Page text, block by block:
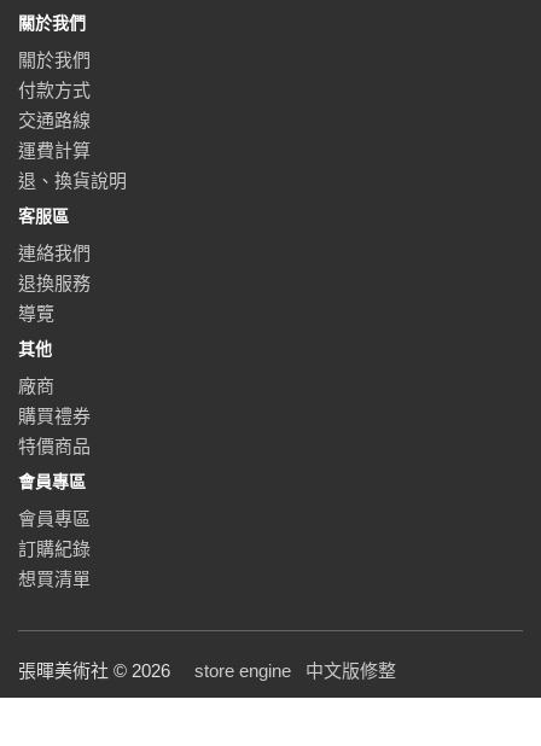
關於我們
關於我們
付款方式
交通路線
運費計算
退、換貨說明
客服區
連絡我們
退換服務
導覽
其他
廠商
購買禮券
特價商品
會員專區
會員專區
訂購紀錄
想買清單
張暉美術社 © 2026 store engine 中文版修整